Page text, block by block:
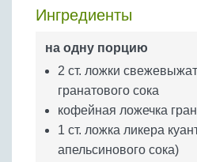
Крупы
Ингредиенты
на одну порцию
2 ст. ложки
гранатового сока
кофейная ложечка
1 ст. ложка ликера
апельсинового сока)